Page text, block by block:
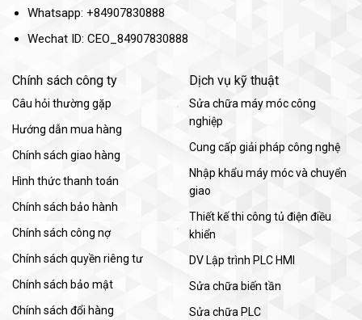
Whatsapp: +84907830888
Wechat ID: CEO_84907830888
Chính sách công ty
Câu hỏi thường gặp
Hướng dẫn mua hàng
Chính sách giao hàng
Hình thức thanh toán
Chính sách bảo hành
Chính sách công nợ
Chính sách quyền riêng tư
Chính sách bảo mật
Chính sách đổi hàng
Dịch vụ kỹ thuật
Sửa chữa máy móc công
nghiệp
Cung cấp giải pháp công nghệ
Nhập khẩu máy móc và chuyển
giao
Thiết kế thi công tủ điện điều
khiển
DV Lập trình PLC HMI
Sửa chữa biến tần
Sửa chữa PLC